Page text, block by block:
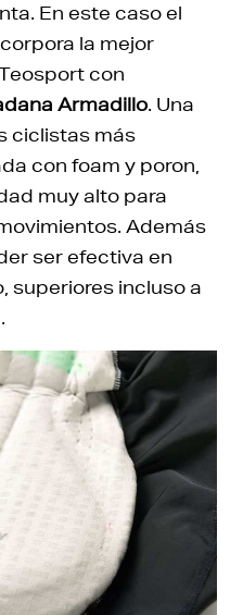
En este caso el
la mejor
con
Armadillo. Una
ciclistas más
con foam y poron,
muy alto para
Además
ser efectiva en
superiores incluso a